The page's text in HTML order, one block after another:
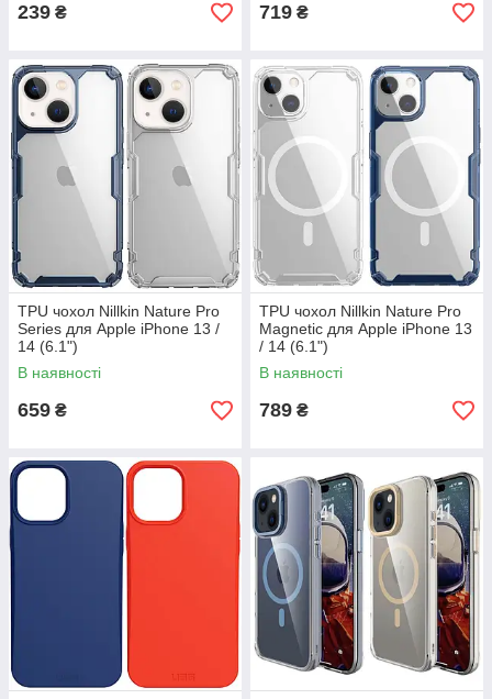
239 ₴ 719 ₴
TPU чохол Nillkin Nature Pro
Series для Apple iPhone 13 /
14 (6.1")
В наявності
659 ₴
TPU чохол Nillkin Nature Pro
Magnetic для Apple iPhone 13
/ 14 (6.1")
В наявності
789 ₴